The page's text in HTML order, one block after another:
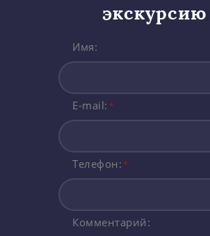
экскурсию
Имя:
E-mail: *
Телефон: *
Комментарий: